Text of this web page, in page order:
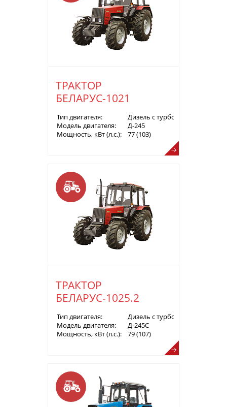
ТРАКТОР
БЕЛАРУС-1021
Тип двигателя:
Дизель с турбонаддувом
Модель двигателя:
Д-245
Мощность, кВт (л.с.):
77 (103)
ТРАКТОР
БЕЛАРУС-1025.2
Тип двигателя:
Дизель с турбонаддувом
Модель двигателя:
Д-245С
Мощность, кВт (л.с.):
79 (107)